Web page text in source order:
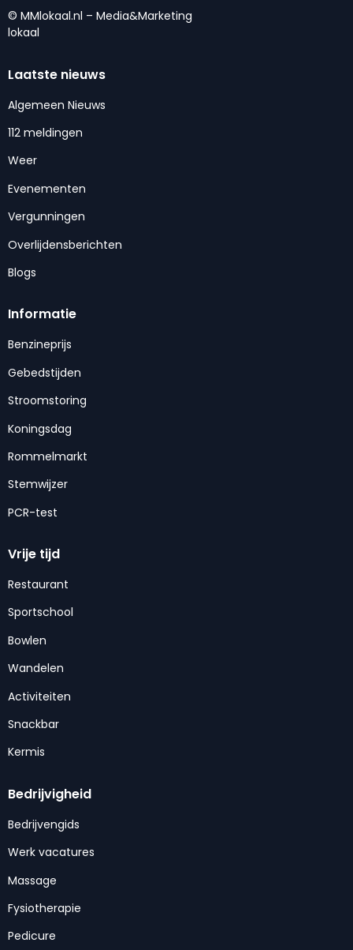
© MMlokaal.nl – Media&Marketing
lokaal
Laatste nieuws
Algemeen Nieuws
112 meldingen
Weer
Evenementen
Vergunningen
Overlijdensberichten
Blogs
Informatie
Benzineprijs
Gebedstijden
Stroomstoring
Koningsdag
Rommelmarkt
Stemwijzer
PCR-test
Vrije tijd
Restaurant
Sportschool
Bowlen
Wandelen
Activiteiten
Snackbar
Kermis
Bedrijvigheid
Bedrijvengids
Werk vacatures
Massage
Fysiotherapie
Pedicure